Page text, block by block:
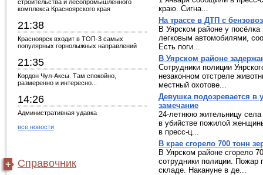
строительства и лесопромышленного
комплекса Красноярского края
21:38
Красноярск входит в ТОП-3 самых
популярных горнолыжных направлений
21:35
Кордон Чул-Аксы. Там спокойно,
размеренно и интересно...
14:26
Административная удавка
все новости
Справочник
краю. Сигна...
На трассе в ДТП с
В Уярском районе у
легковым автомобилями,
Есть поги...
В Уярском районе
Сотрудники полиции
незаконном отстреле
местный охотове...
Девушка подозревается в
замечание
24-летнюю жительницу села
в убийстве пожилой
в пресс-ц...
В крае сгорело 700 тонн
В Уярском районе сгорело
сотрудники полиции. Пожар
складе. Накануне в де...